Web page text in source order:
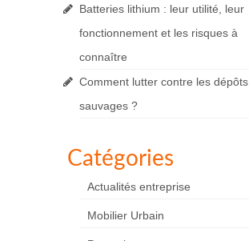
Batteries lithium : leur utilité, leur
fonctionnement et les risques à
connaître
Comment lutter contre les dépôts
sauvages ?
Catégories
Actualités entreprise
Mobilier Urbain